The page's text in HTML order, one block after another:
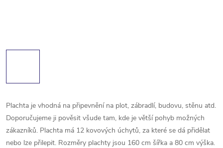
Plachta je vhodná na připevnění na plot, zábradlí, budovu, stěnu atd.
Doporučujeme ji pověsit všude tam, kde je větší pohyb možných
zákazníků. Plachta má 12 kovových úchytů, za které se dá přidělat
nebo lze přilepit. Rozměry plachty jsou 160 cm šířka a 80 cm výška.